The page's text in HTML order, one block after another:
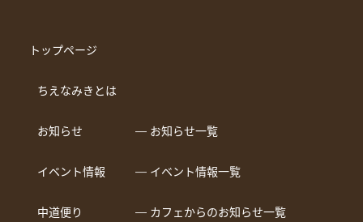
トップページ
ちえなみきとは
お知らせ ― お知らせ一覧
イベント情報 ― イベント情報一覧
中道便り ― カフェからのお知らせ一覧